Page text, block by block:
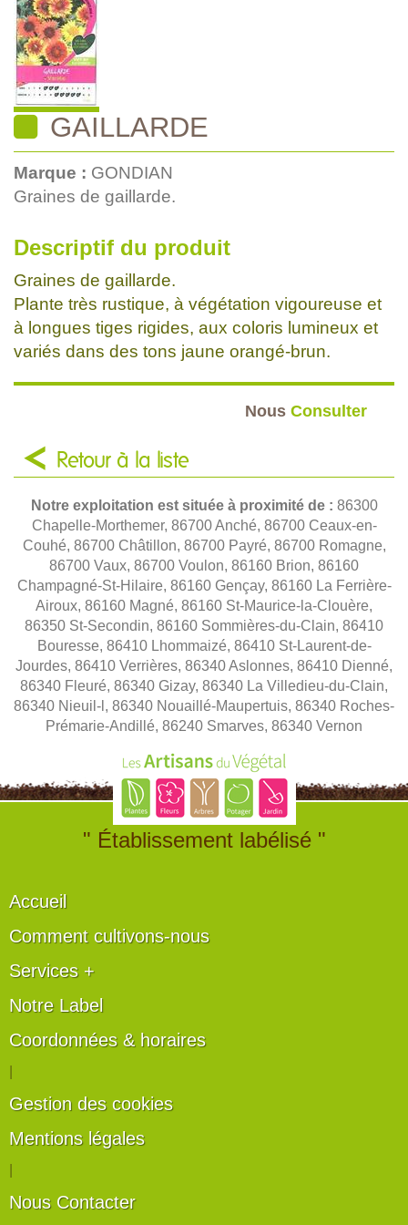
GAILLARDE
Marque : GONDIAN
Graines de gaillarde.
Descriptif du produit
Graines de gaillarde.
Plante très rustique, à végétation vigoureuse et
à longues tiges rigides, aux coloris lumineux et
variés dans des tons jaune orangé-brun.
Nous Consulter
Retour à la liste
Notre exploitation est située à proximité de : 86300
Chapelle-Morthemer, 86700 Anché, 86700 Ceaux-en-
Couhé, 86700 Châtillon, 86700 Payré, 86700 Romagne,
86700 Vaux, 86700 Voulon, 86160 Brion, 86160
Champagné-St-Hilaire, 86160 Gençay, 86160 La Ferrière-
Airoux, 86160 Magné, 86160 St-Maurice-la-Clouère,
86350 St-Secondin, 86160 Sommières-du-Clain, 86410
Bouresse, 86410 Lhommaizé, 86410 St-Laurent-de-
Jourdes, 86410 Verrières, 86340 Aslonnes, 86410 Dienné,
86340 Fleuré, 86340 Gizay, 86340 La Villedieu-du-Clain,
86340 Nieuil-l, 86340 Nouaillé-Maupertuis, 86340 Roches-
Prémarie-Andillé, 86240 Smarves, 86340 Vernon
" Établissement labélisé "
Accueil
Comment cultivons-nous
Services +
Notre Label
Coordonnées & horaires
Gestion des cookies
Mentions légales
Nous Contacter